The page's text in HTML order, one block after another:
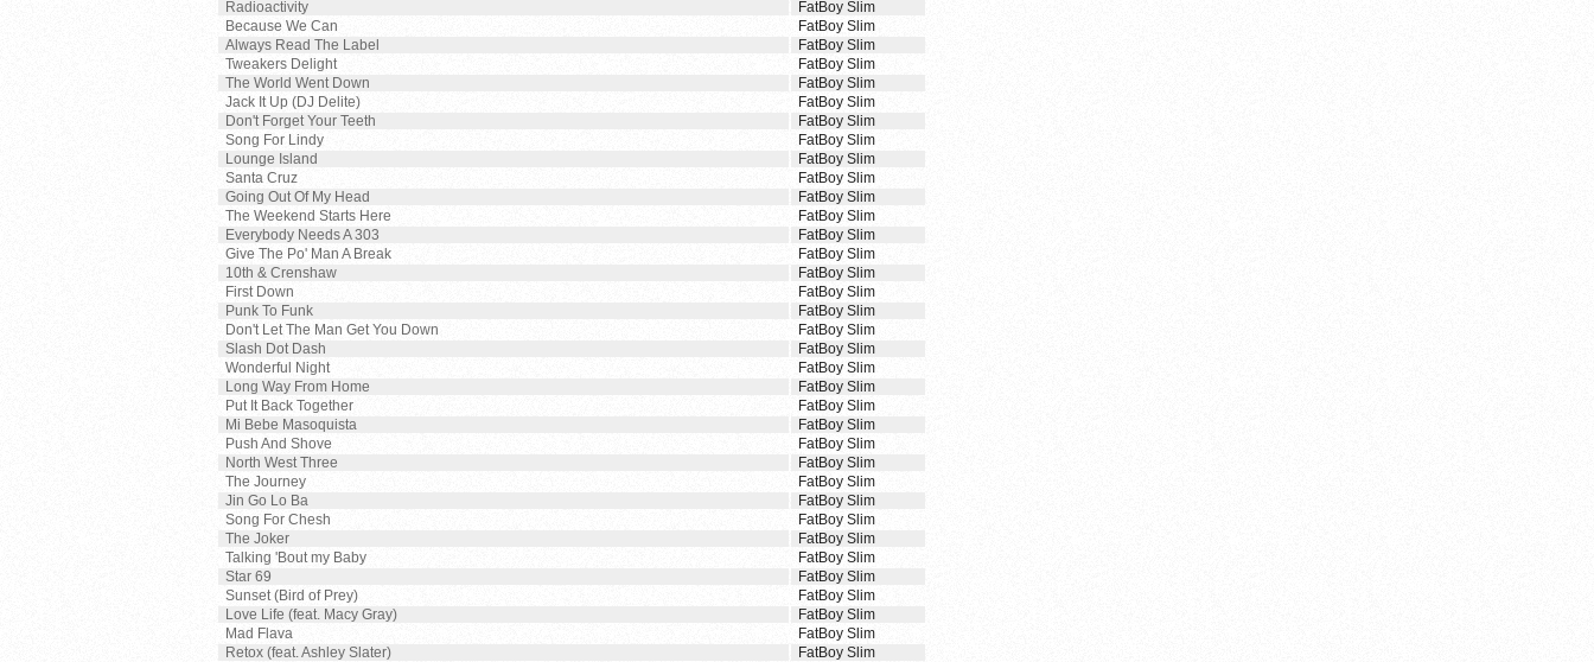
Radioactivity
FatBoy Slim
Because We Can
FatBoy Slim
Always Read The Label
FatBoy Slim
Tweakers Delight
FatBoy Slim
The World Went Down
FatBoy Slim
Jack It Up (DJ Delite)
FatBoy Slim
Don't Forget Your Teeth
FatBoy Slim
Song For Lindy
FatBoy Slim
Lounge Island
FatBoy Slim
Santa Cruz
FatBoy Slim
Going Out Of My Head
FatBoy Slim
The Weekend Starts Here
FatBoy Slim
Everybody Needs A 303
FatBoy Slim
Give The Po' Man A Break
FatBoy Slim
10th & Crenshaw
FatBoy Slim
First Down
FatBoy Slim
Punk To Funk
FatBoy Slim
Don't Let The Man Get You Down
FatBoy Slim
Slash Dot Dash
FatBoy Slim
Wonderful Night
FatBoy Slim
Long Way From Home
FatBoy Slim
Put It Back Together
FatBoy Slim
Mi Bebe Masoquista
FatBoy Slim
Push And Shove
FatBoy Slim
North West Three
FatBoy Slim
The Journey
FatBoy Slim
Jin Go Lo Ba
FatBoy Slim
Song For Chesh
FatBoy Slim
The Joker
FatBoy Slim
Talking 'Bout my Baby
FatBoy Slim
Star 69
FatBoy Slim
Sunset (Bird of Prey)
FatBoy Slim
Love Life (feat. Macy Gray)
FatBoy Slim
Mad Flava
FatBoy Slim
Retox (feat. Ashley Slater)
FatBoy Slim